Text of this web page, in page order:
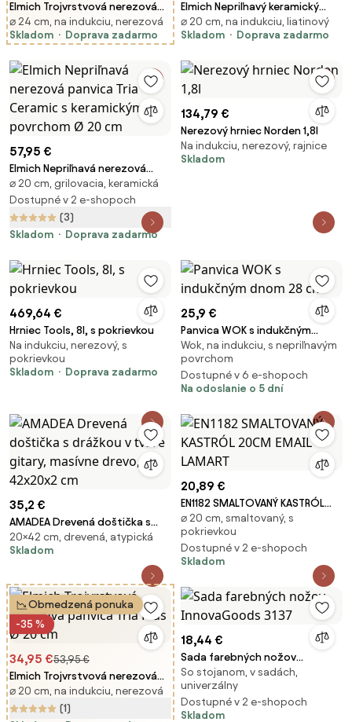
Elmich Trojvrstvová nerezová
panvica Tria Plus Ø 24 cm
⌀ 24 cm, na indukciu, nerezová
Skladom
Doprava zadarmo
Elmich Nepriľnavý keramický
hrniec Vital Ø 20 cm (2,5L) -
tmavosivý
⌀ 20 cm, na indukciu, liatinový
Skladom
Doprava zadarmo
57,95 €
Elmich Nepriľnavá nerezová
panvica Tria Ceramic s
keramickým povrchom Ø 20 cm
⌀ 20 cm, grilovacia, keramická
Dostupné v 2 e-shopoch
(3)
Skladom
Doprava zadarmo
134,79 €
Nerezový hrniec Norden 1,8l
Na indukciu, nerezový, rajnice
Skladom
469,64 €
Hrniec Tools, 8l, s pokrievkou
Na indukciu, nerezový, s
pokrievkou
Skladom
Doprava zadarmo
25,9 €
Panvica WOK s indukčným
dnom 28 cm
Wok, na indukciu, s nepriľnavým
povrchom
Dostupné v 6 e-shopoch
Na odoslanie o 5 dní
35,2 €
AMADEA Drevená doštička s
drážkou v tvare gitary, masívne
drevo, 42x20x2 cm
20×42 cm, drevená, atypická
Skladom
20,89 €
EN1182 SMALTOVANÝ KASTRÓL
20CM EMAIL LAMART
⌀ 20 cm, smaltovaný, s
pokrievkou
Dostupné v 2 e-shopoch
Skladom
Obmedzená ponuka
-35 %
34,95 €53,95 €
Elmich Trojvrstvová nerezová
panvica Tria Plus Ø 20 cm
⌀ 20 cm, na indukciu, nerezová
(1)
18,44 €
Sada farebných nožov
InnovaGoods 3137
So stojanom, v sadách,
univerzálny
Dostupné v 2 e-shopoch
Skladom